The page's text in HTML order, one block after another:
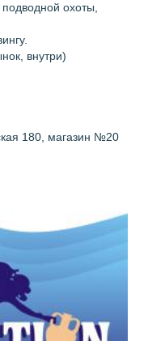
охоты,
внутри)
180, магазин №20